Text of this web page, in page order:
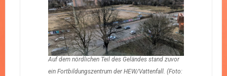
Auf dem nördlichen Teil des Geländes stand zuvor
ein Fortbildungszentrum der HEW/Vattenfall. (Foto: